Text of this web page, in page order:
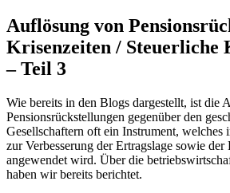
Auflösung von
Krisenzeiten / Steuerliche
– Teil 3
Wie bereits in den Blogs dargestellt, ist die
Pensionsrückstellungen gegenüber den
Gesellschaftern oft ein Instrument, welches
zur Verbesserung der Ertragslage sowie der
angewendet wird. Über die
haben wir bereits berichtet.